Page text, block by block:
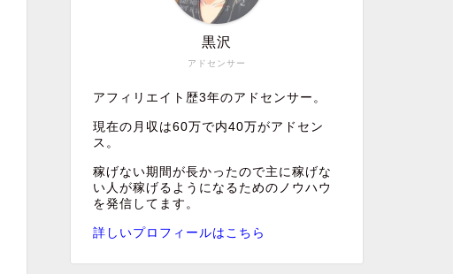
アドセンサー
黒沢
アフィリエイト歴3年のアドセンサー。
現在の月収は60万で内40万がアドセン
ス。
稼げない期間が長かったので主に稼げな
い人が稼げるようになるためのノウハウ
を発信してます。
詳しいプロフィールはこちら